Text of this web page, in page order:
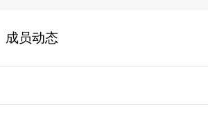
成员动态